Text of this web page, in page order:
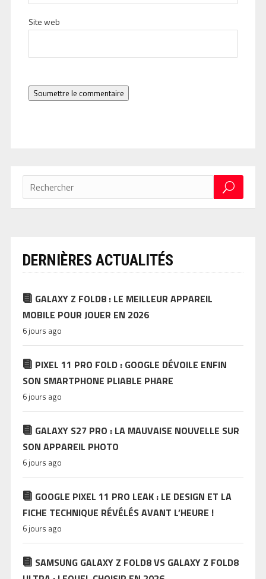
Site web
Soumettre le commentaire
DERNIÈRES ACTUALITÉS
GALAXY Z FOLD8 : LE MEILLEUR APPAREIL
MOBILE POUR JOUER EN 2026
6 jours ago
PIXEL 11 PRO FOLD : GOOGLE DÉVOILE ENFIN
SON SMARTPHONE PLIABLE PHARE
6 jours ago
GALAXY S27 PRO : LA MAUVAISE NOUVELLE SUR
SON APPAREIL PHOTO
6 jours ago
GOOGLE PIXEL 11 PRO LEAK : LE DESIGN ET LA
FICHE TECHNIQUE RÉVÉLÉS AVANT L’HEURE !
6 jours ago
SAMSUNG GALAXY Z FOLD8 VS GALAXY Z FOLD8